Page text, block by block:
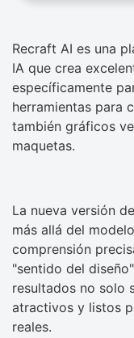
Recraft AI es una
IA que crea
específicamente
herramientas para
también gráficos
maquetas.
La nueva versión
más allá del
comprensión
"sentido del
resultados no solo
atractivos y listos
reales.